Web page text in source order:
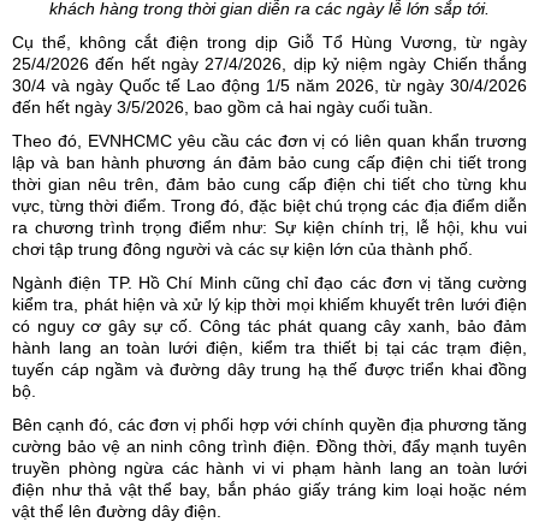
khách hàng trong thời gian diễn ra các ngày lễ lớn sắp tới.
Cụ thể, không cắt điện trong dịp Giỗ Tổ Hùng Vương, từ ngày
25/4/2026 đến hết ngày 27/4/2026, dịp kỷ niệm ngày Chiến thắng
30/4 và ngày Quốc tế Lao động 1/5 năm 2026, từ ngày 30/4/2026
đến hết ngày 3/5/2026, bao gồm cả hai ngày cuối tuần.
Theo đó, EVNHCMC yêu cầu các đơn vị có liên quan khẩn trương
lập và ban hành phương án đảm bảocung cấp điện chi tiết trong
thời gian nêu trên, đảm bảo cung cấp điện chi tiết cho từng khu
vực, từng thời điểm. Trong đó, đặc biệt chú trọng các địa điểm diễn
ra chương trình trọng điểm như: Sự kiện chính trị, lễ hội, khu vui
chơi tập trung đông người và các sự kiện lớn của thành phố.
Ngành điện TP. Hồ Chí Minh cũng chỉ đạo các đơn vị tăng cường
kiểm tra, phát hiện và xử lý kịp thời mọi khiếm khuyết trên lưới điện
có nguy cơ gây sự cố. Công tác phát quang cây xanh, bảo đảm
hành lang an toàn lưới điện, kiểm tra thiết bị tại các trạm điện,
tuyến cáp ngầm và đường dây trung hạ thế được triển khai đồng
bộ.
Bên cạnh đó, các đơn vị phối hợp với chính quyền địa phương tăng
cường bảo vệ an ninh công trình điện. Đồng thời, đẩy mạnh tuyên
truyền phòng ngừa các hành vi vi phạm hành lang an toàn lưới
điện như thả vật thể bay, bắn pháo giấy tráng kim loại hoặc ném
vật thể lên đường dây điện.